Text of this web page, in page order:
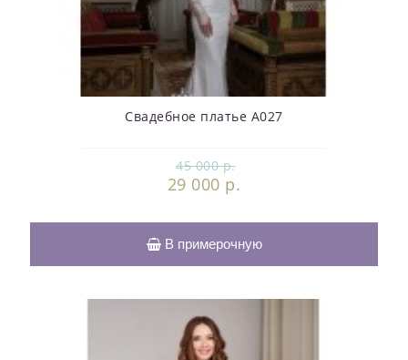
Свадебное платье А027
45 000 р.
29 000 р.
В примерочную